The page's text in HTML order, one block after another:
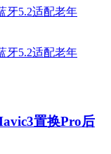
置换Pro后